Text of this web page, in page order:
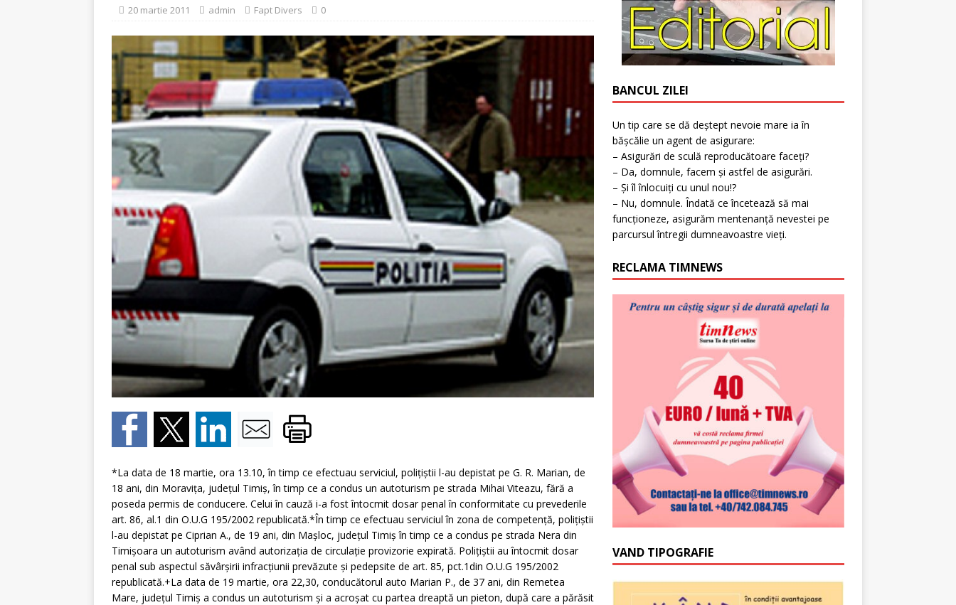
20 martie 2011 admin Fapt Divers 0
*La data de 18 martie, ora 13.10, în timp ce efectuau serviciul, poliţiştii l-au depistat pe G. R. Marian, de
18 ani, din Moraviţa, judeţul Timiş, în timp ce a condus un autoturism pe strada Mihai Viteazu, fără a
poseda permis de conducere. Celui în cauză i-a fost întocmit dosar penal în conformitate cu prevederile
art. 86, al.1 din O.U.G 195/2002 republicată.*În timp ce efectuau serviciul în zona de competenţă, poliţiştii
l-au depistat pe Ciprian A., de 19 ani, din Maşloc, judeţul Timiş în timp ce a condus pe strada Nera din
Timişoara un autoturism având autorizaţia de circulaţie provizorie expirată. Poliţiştii au întocmit dosar
penal sub aspectul săvârşirii infracţiunii prevăzute şi pedepsite de art. 85, pct.1din O.U.G 195/2002
republicată.+La data de 19 martie, ora 22,30, conducătorul auto Marian P., de 37 ani, din Remetea
Mare, judeţul Timiş a condus un autoturism şi a acroşat cu partea dreaptă un pieton, după care a părăsit
BANCUL ZILEI
Un tip care se dă deștept nevoie mare ia în
bășcălie un agent de asigurare:
– Asigurări de sculă reproducătoare faceți?
– Da, domnule, facem și astfel de asigurări.
– Și îl înlocuiți cu unul nou!?
– Nu, domnule. Îndată ce încetează să mai
funcționeze, asigurăm mentenanță nevestei pe
parcursul întregii dumneavoastre vieți.
RECLAMA TIMNEWS
VAND TIPOGRAFIE